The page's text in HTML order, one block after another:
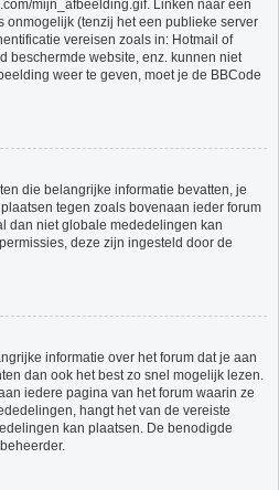
mijn_afbeelding.gif. Linken naar een
onmogelijk (tenzij het een publieke server
vereisen zoals in: Hotmail of
beschermde website, enz. kunnen niet
weer te geven, moet je de BBCode
die belangrijke informatie bevatten, je
tegen zoals bovenaan ieder forum
dan niet globale mededelingen kan
deze zijn ingesteld door de
informatie over het forum dat je aan
dan ook het best zo snel mogelijk lezen.
iedere pagina van het forum waarin ze
hangt het van de vereiste
kan plaatsen. De benodigde